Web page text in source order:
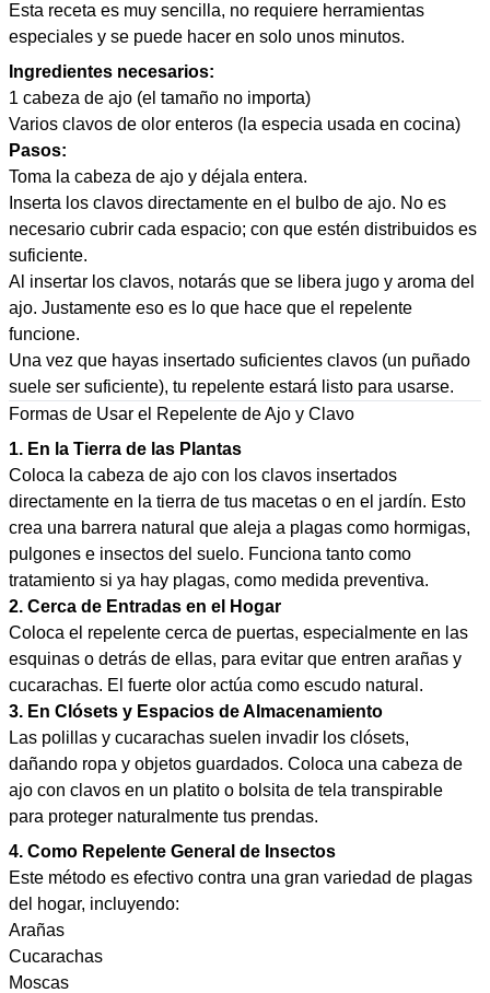
Esta receta es muy sencilla, no requiere herramientas
especiales y se puede hacer en solo unos minutos.
Ingredientes necesarios:
1 cabeza de ajo (el tamaño no importa)
Varios clavos de olor enteros (la especia usada en cocina)
Pasos:
Toma la cabeza de ajo y déjala entera.
Inserta los clavos directamente en el bulbo de ajo. No es
necesario cubrir cada espacio; con que estén distribuidos es
suficiente.
Al insertar los clavos, notarás que se libera jugo y aroma del
ajo. Justamente eso es lo que hace que el repelente
funcione.
Una vez que hayas insertado suficientes clavos (un puñado
suele ser suficiente), tu repelente estará listo para usarse.
Formas de Usar el Repelente de Ajo y Clavo
1. En la Tierra de las Plantas
Coloca la cabeza de ajo con los clavos insertados
directamente en la tierra de tus macetas o en el jardín. Esto
crea una barrera natural que aleja a plagas como hormigas,
pulgones e insectos del suelo. Funciona tanto como
tratamiento si ya hay plagas, como medida preventiva.
2. Cerca de Entradas en el Hogar
Coloca el repelente cerca de puertas, especialmente en las
esquinas o detrás de ellas, para evitar que entren arañas y
cucarachas. El fuerte olor actúa como escudo natural.
3. En Clósets y Espacios de Almacenamiento
Las polillas y cucarachas suelen invadir los clósets,
dañando ropa y objetos guardados. Coloca una cabeza de
ajo con clavos en un platito o bolsita de tela transpirable
para proteger naturalmente tus prendas.
4. Como Repelente General de Insectos
Este método es efectivo contra una gran variedad de plagas
del hogar, incluyendo:
Arañas
Cucarachas
Moscas